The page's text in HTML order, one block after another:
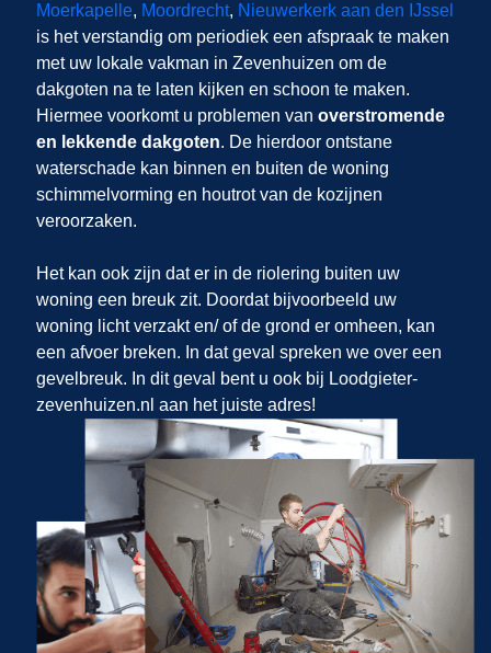
Moerkapelle, Moordrecht, Nieuwerkerk aan den IJssel
is het verstandig om periodiek een afspraak te maken
met uw lokale vakman in Zevenhuizen om de
dakgoten na te laten kijken en schoon te maken.
Hiermee voorkomt u problemen van overstromende
en lekkende dakgoten. De hierdoor ontstane
waterschade kan binnen en buiten de woning
schimmelvorming en houtrot van de kozijnen
veroorzaken.
Het kan ook zijn dat er in de riolering buiten uw
woning een breuk zit. Doordat bijvoorbeeld uw
woning licht verzakt en/ of de grond er omheen, kan
een afvoer breken. In dat geval spreken we over een
gevelbreuk. In dit geval bent u ook bij Loodgieter-
zevenhuizen.nl aan het juiste adres!